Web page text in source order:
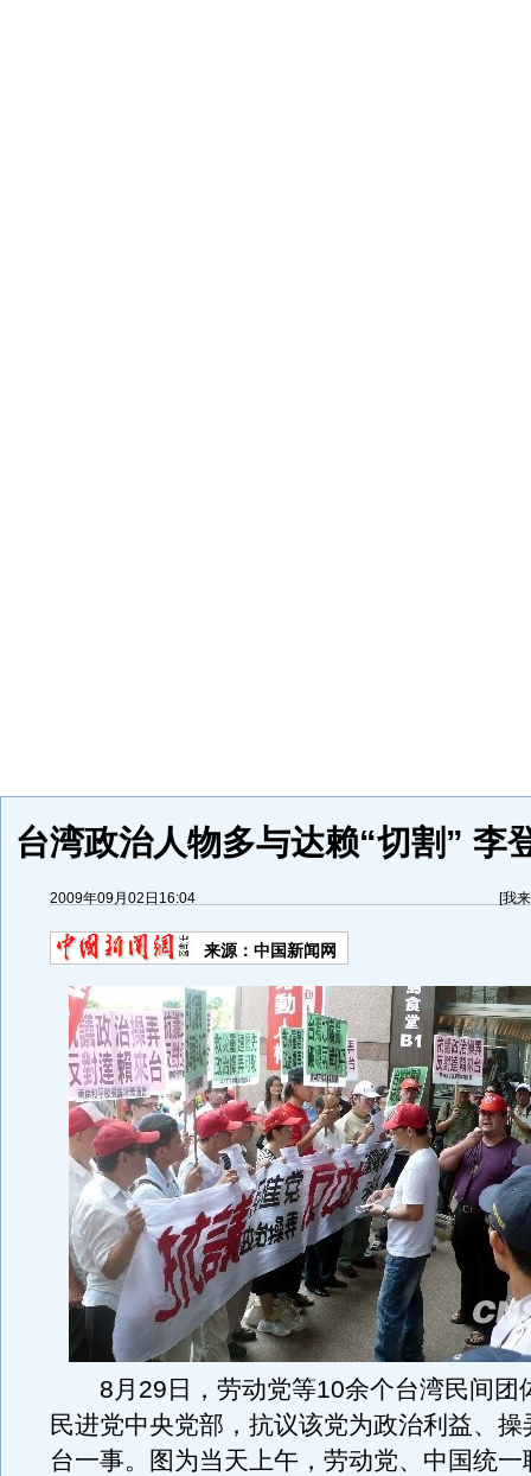
台湾政治人物多与达赖“切割” 李
2009年09月02日16:04 [我
来源： 中国新闻网
8月29日，劳动党等10余个台湾民间团
民进党中央党部，抗议该党为政治利益、操
台一事。图为当天上午，劳动党、中国统